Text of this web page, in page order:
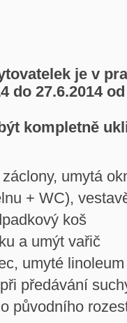
je v
do 27.6.2014
kompletně
umytá
+ WC),
koš
a umýt vařič
umyté linoleum
předávání
původního